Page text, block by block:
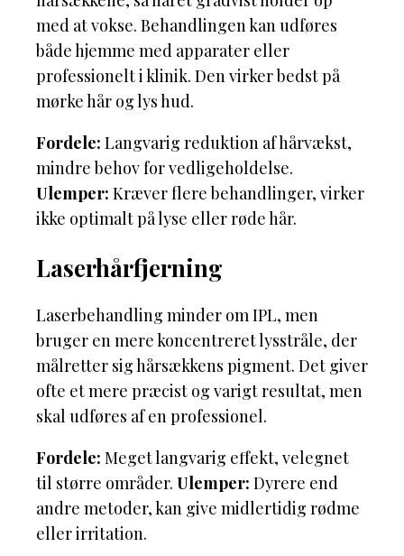
med at vokse. Behandlingen kan udføres
både hjemme med apparater eller
professionelt i klinik. Den virker bedst på
mørke hår og lys hud.
Fordele: Langvarig reduktion af hårvækst,
mindre behov for vedligeholdelse.
Ulemper: Kræver flere behandlinger, virker
ikke optimalt på lyse eller røde hår.
Laserhårfjerning
Laserbehandling minder om IPL, men
bruger en mere koncentreret lysstråle, der
målretter sig hårsækkens pigment. Det giver
ofte et mere præcist og varigt resultat, men
skal udføres af en professionel.
Fordele: Meget langvarig effekt, velegnet
til større områder. Ulemper: Dyrere end
andre metoder, kan give midlertidig rødme
eller irritation.